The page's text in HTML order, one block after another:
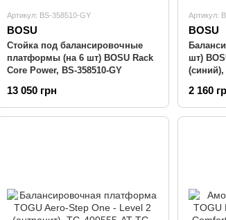
Артикул: BS-358510-GY
BOSU
Стойка под балансировочные
платформы (на 6 шт) BOSU Rack
Core Power, BS-358510-GY
13 050 грн
Артикул:
BOSU
шт)
(синий),
2 160